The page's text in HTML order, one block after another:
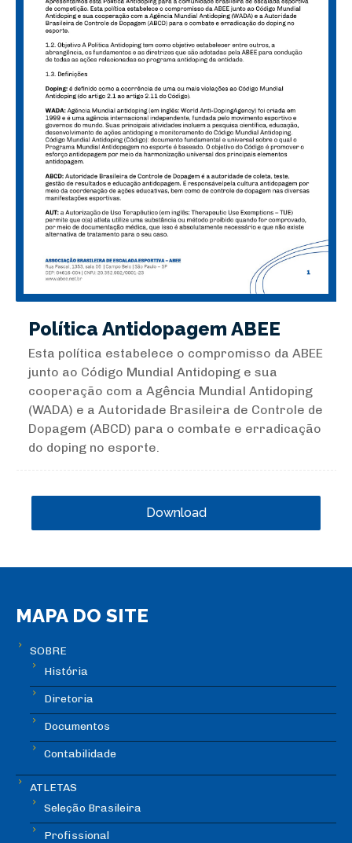
Política Antidopagem ABEE
Esta política estabelece o compromisso da ABEE
junto ao Código Mundial Antidoping e sua
cooperação com a Agência Mundial Antidoping
(WADA) e a Autoridade Brasileira de Controle de
Dopagem (ABCD) para o combate e erradicação
do doping no esporte.
Download
MAPA DO SITE
SOBRE
História
Diretoria
Documentos
Contabilidade
ATLETAS
Seleção Brasileira
Profissional